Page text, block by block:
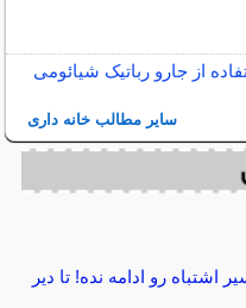
از جارو رباتیک شیائومی
سایر مطالب خانه داری
اشتباه رو ادامه نده! تا دیر